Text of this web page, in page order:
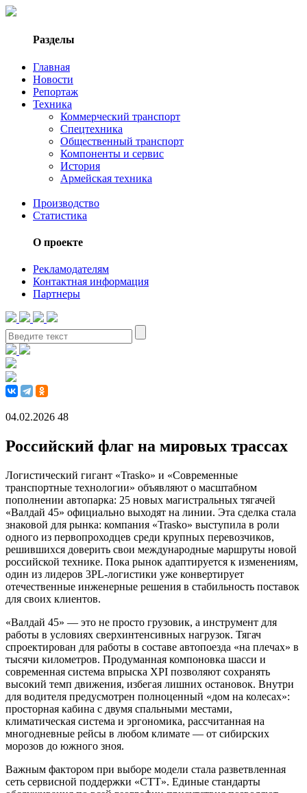
Разделы
Главная
Новости
Репортаж
Техника
Коммерческий транспорт
Спецтехника
Общественный транспорт
Компоненты и сервис
История
Армейская техника
Производство
Статистика
О проекте
Рекламодателям
Контактная информация
Партнеры
04.02.2026 48
Российский флаг на мировых трассах
Логистический гигант «Trasko» и «Современные
транспортные технологии» объявляют о масштабном
пополнении автопарка: 25 новых магистральных тягачей
«Валдай 45» официально выходят на линии. Эта сделка стала
знаковой для рынка: компания «Trasko» выступила в роли
одного из первопроходцев среди крупных перевозчиков,
решившихся доверить свои международные маршруты новой
российской технике. Пока рынок адаптируется к изменениям,
один из лидеров 3PL-логистики уже конвертирует
отечественные инженерные решения в стабильность поставок
для своих клиентов.
«Валдай 45» — это не просто грузовик, а инструмент для
работы в условиях сверхинтенсивных нагрузок. Тягач
спроектирован для работы в составе автопоезда «на плечах» в
тысячи километров. Продуманная компоновка шасси и
современная система впрыска XPI позволяют сохранять
высокий темп движения, избегая лишних остановок. Внутри
для водителя предусмотрен полноценный «дом на колесах»:
просторная кабина с двумя спальными местами,
климатическая система и эргономика, рассчитанная на
многодневные рейсы в любом климате — от сибирских
морозов до южного зноя.
Важным фактором при выборе модели стала разветвленная
сеть сервисной поддержки «СТТ». Единые стандарты